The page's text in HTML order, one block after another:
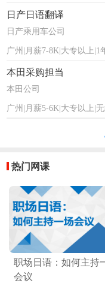
日产日语翻译
日产乘用车公司
广州|月薪7-8K|大专以上|1
本田采购担当
本田公司
广州|月薪5-6K|大专以上|
热门网课
职场日语：如何主持
会议